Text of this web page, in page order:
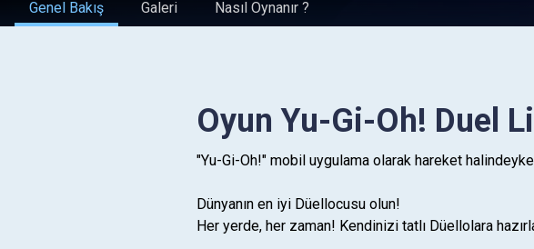
Genel Bakış Galeri Nasıl Oynanır ?
Oyun Yu-Gi-Oh! Duel
"Yu-Gi-Oh!" mobil uygulama olarak hareket
Dünyanın en iyi Düellocusu olun!
Her yerde, her zaman! Kendinizi tatlı Düellolara